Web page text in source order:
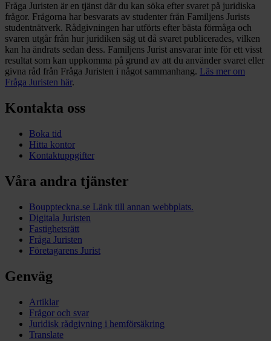
Fråga Juristen är en tjänst där du kan söka efter svaret på juridiska
frågor. Frågorna har besvarats av studenter från Familjens Jurists
studentnätverk. Rådgivningen har utförts efter bästa förmåga och
svaren utgår från hur juridiken såg ut då svaret publicerades, vilken
kan ha ändrats sedan dess. Familjens Jurist ansvarar inte för ett visst
resultat som kan uppkomma på grund av att du använder svaret eller
givna råd från Fråga Juristen i något sammanhang. Läs mer om
Fråga Juristen här.
Kontakta oss
Boka tid
Hitta kontor
Kontaktuppgifter
Våra andra tjänster
Bouppteckna.se Länk till annan webbplats.
Digitala Juristen
Fastighetsrätt
Fråga Juristen
Företagarens Jurist
Genväg
Artiklar
Frågor och svar
Juridisk rådgivning i hemförsäkring
Translate